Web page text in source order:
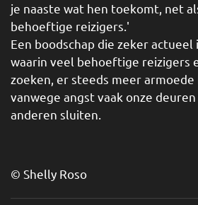
je naaste wat hen toekomt, net
behoeftige reizigers.'
Een boodschap die zeker actueel
waarin veel behoeftige reizigers
zoeken, er steeds meer
vanwege angst vaak onze
anderen sluiten.
© Shelly Roso